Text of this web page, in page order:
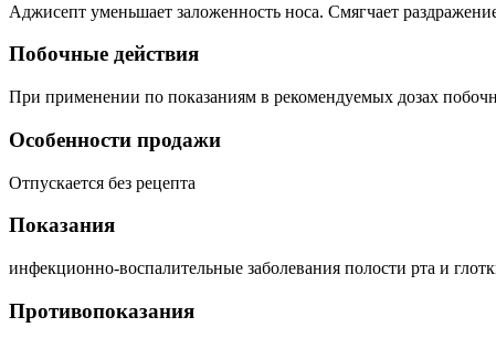
Аджисепт уменьшает заложенность носа. Смягчает
Побочные действия
При применении по показаниям в рекомендуемых дозах
Особенности продажи
Отпускается без рецепта
Показания
инфекционно-воспалительные заболевания полости рта и
Противопоказания